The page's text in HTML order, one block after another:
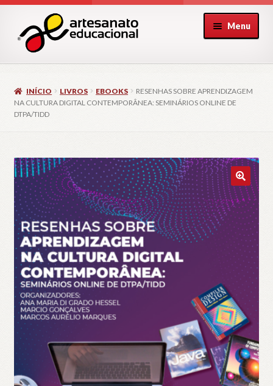
para
navegação
para
conteúdo
Menu
INÍCIO LIVROS EBOOKS
RESENHAS SOBRE APRENDIZAGEM
NA CULTURA DIGITAL CONTEMPORÂNEA: SEMINÁRIOS ONLINE DE
DTPA/TIDD